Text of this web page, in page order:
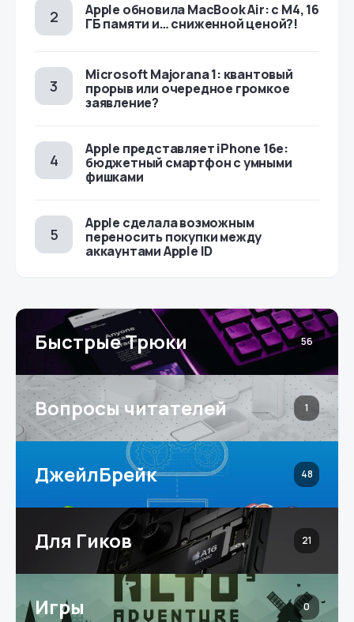
Apple обновила MacBook Air: с M4, 16
ГБ памяти и… сниженной ценой?!
Microsoft Majorana 1: квантовый
прорыв или очередное громкое
заявление?
Apple представляет iPhone 16e:
бюджетный смартфон с умными
фишками
Apple сделала возможным
переносить покупки между
аккаунтами Apple ID
Быстрые Трюки 56
Вопросы читателей 1
ДжейлБрейк 48
Для Гиков 21
Игры 0